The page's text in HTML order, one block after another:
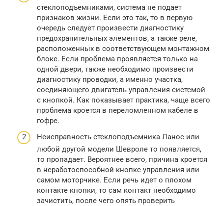
стеклоподъемниками, система не подает
признаков жизни. Если это так, то в первую
очередь следует произвести диагностику
предохранительных элементов, а также реле,
расположенных в соответствующем монтажном
блоке. Если проблема проявляется только на
одной двери, также необходимо произвести
диагностику проводки, а именно участка,
соединяющего двигатель управления системой
с кнопкой. Как показывает практика, чаще всего
проблема кроется в переломленном кабеле в
гофре.
Неисправность стеклоподъемника Ланос или
любой другой модели Шевроле то появляется,
то пропадает. Вероятнее всего, причина кроется
в неработоспособной кнопке управления или
самом моторчике. Если речь идет о плохом
контакте кнопки, то сам контакт необходимо
зачистить, после чего опять проверить